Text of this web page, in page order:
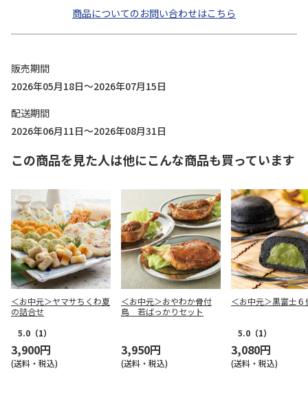
商品についてのお問い合わせはこちら
販売期間
2026年05月18日～2026年07月15日
配送期間
2026年06月11日～2026年08月31日
この商品を見た人は他にこんな商品も買っています
＜お中元＞ヤマサちくわ夏
の詰合せ
5.0 （1）
3,900円
(送料・税込)
＜お中元＞おやわか骨付
鳥 若ばっかりセット
3,950円
(送料・税込)
＜お中元＞黒富士６
5.0 （1）
3,080円
(送料・税込)